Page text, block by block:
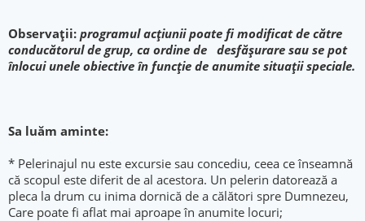
Observații: programul acțiunii poate fi modificat de către
conducătorul de grup, ca ordine de desfășurare sau se pot
înlocui unele obiective în funcție de anumite situații speciale.
Sa luăm aminte:
* Pelerinajul nu este excursie sau concediu, ceea ce înseamnă
că scopul este diferit de al acestora. Un pelerin datorează a
pleca la drum cu inima dornică de a călători spre Dumnezeu,
Care poate fi aflat mai aproape în anumite locuri;